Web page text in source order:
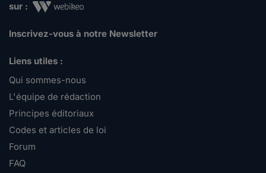
sur :
Inscrivez-vous à notre Newsletter
Liens utiles :
Qui sommes-nous
L'équipe de rédaction
Principes éditoriaux
Codes et articles de loi
Forum
FAQ